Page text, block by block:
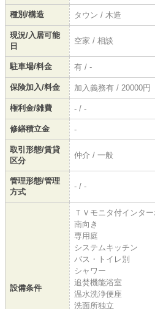
種別/構造 タウン / 木造
現況/入居可能
日
空家 / 相談
駐車場/料金 有 / -
保険加入/料金 加入義務有 / 20000円
権利金/雑費 - / -
修繕積立金 -
取引形態/賃貸
区分
仲介 / 一般
管理形態/管理
方式
- / -
設備条件
ＴＶモニタ付インタ
南向き
専用庭
システムキッチン
バス・トイレ別
シャワー
追焚機能浴室
温水洗浄便座
洗面所独立